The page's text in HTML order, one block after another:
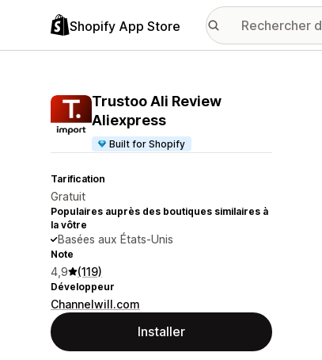
Shopify App Store
Trustoo Ali Review
Aliexpress
Built for Shopify
Tarification
Gratuit
Populaires auprès des boutiques similaires à
la vôtre
Basées aux États-Unis
Note
4,9 (119)
Développeur
Channelwill.com
Installer